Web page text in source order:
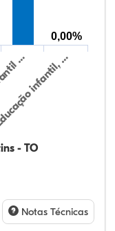
- TO
…infantil, …
0,00%
Notas Técnicas